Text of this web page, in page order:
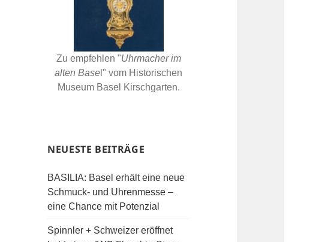
Zu empfehlen "Uhrmacher im
alten Base l" vom Historischen
Museum Basel Kirschgarten.
NEUESTE BEITRÄGE
BASILIA: Basel erhält eine neue
Schmuck- und Uhrenmesse –
eine Chance mit Potenzial
Spinnler + Schweizer eröffnet